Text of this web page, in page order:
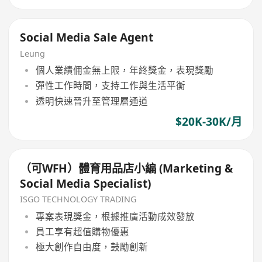
Social Media Sale Agent
Leung
個人業績佣金無上限，年終獎金，表現獎勵
彈性工作時間，支持工作與生活平衡
透明快速晉升至管理層通道
$20K-30K/月
（可WFH）體育用品店小編 (Marketing &
Social Media Specialist)
ISGO TECHNOLOGY TRADING
專案表現獎金，根據推廣活動成效發放
員工享有超值購物優惠
極大創作自由度，鼓勵創新